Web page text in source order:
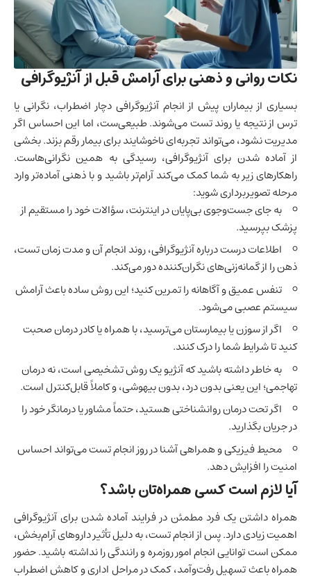
نکات روانی و ذهنی برای آرامش قبل از آنژیوگرافی
بسیاری از بیماران پیش از انجام آنژیوگرافی دچار اضطراب، نگرانی یا
ترس از نتیجه یا روند تست می‌شوند. طبیعی‌ست، اما این احساس اگر
مدیریت نشود، می‌تواند تجربه‌ای ناخوشایند برای بیمار رقم بزند. بخشی
از آماده شدن برای آنژیوگرافی، رسیدگی به همین نگرانی‌هاست.
راهکارهای زیر به شما کمک می‌کند آرام‌تر باشید و با ذهنی آماده‌تر وارد
مرحله تصویربرداری شوید:
به جای جست‌وجوی بی‌پایان در اینترنت، سؤالات خود را مستقیم از
پزشک بپرسید.
اطلاعات درست درباره آنژیوگرافی، روند انجام آن و مدت زمان تست،
ذهن را از گمانه‌زنی‌های نگران‌کننده دور می‌کند.
تنفس عمیق و آگاهانه را تمرین کنید؛ این روش ساده باعث آرامش
سیستم عصبی می‌شود.
اگر از سوزن یا بیمارستان می‌ترسید، با همراه یا کادر درمان صحبت
کنید تا شرایط شما را درک کنند.
به خاطر داشته باشید که آنژیو یک روش تشخیصی است، نه درمان
تهاجمی؛ این یعنی بدون درد، بدون بیهوشی، و کاملاً قابل‌کنترل است.
اگر تحت درمان روانشناختی هستید، حتماً مشاور یا درمانگر خود را
در جریان بگذارید.
محیط فیزیکی و همراهی آشنا در روز انجام تست می‌تواند احساس
امنیت را افزایش دهد.
آیا لازم است کسی همراه‌تان باشد؟
همراه داشتن یک فرد مطمئن در فرایند آماده شدن برای آنژیوگرافی
اهمیت زیادی دارد. پس از انجام تست، به دلیل تأثیر داروهای آرام‌بخش،
ممکن است توانایی انجام امور روزمره و رانندگی را نداشته باشید. حضور
همراه باعث تسهیل رفت‌وآمد، کمک در مراحل اداری و کاهش اضطراب